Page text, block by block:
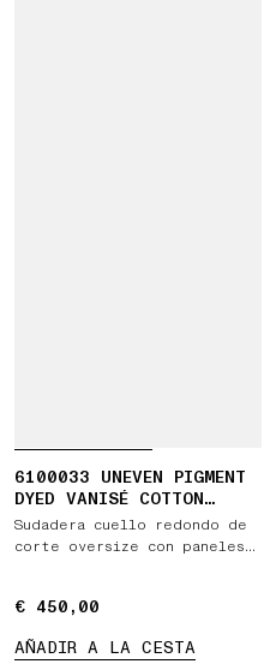
6100033 UNEVEN PIGMENT
DYED VANISÉ COTTON
JERSEY
Sudadera cuello redondo de
corte oversize con paneles
€ 450,00
€ 450,00
AÑADIR A LA CESTA